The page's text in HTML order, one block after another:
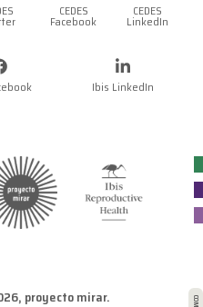
CEDES
Facebook
CEDES
LinkedIn
Ibis LinkedIn
proyecto mirar.